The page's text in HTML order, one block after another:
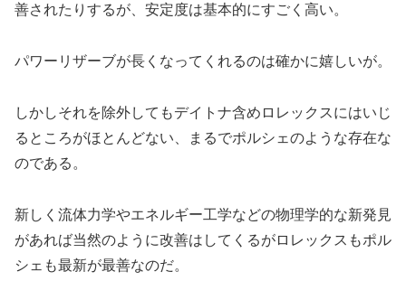
善されたりするが、安定度は基本的にすごく高い。
パワーリザーブが長くなってくれるのは確かに嬉しいが。
しかしそれを除外してもデイトナ含めロレックスにはいじ
るところがほとんどない、まるでポルシェのような存在な
のである。
新しく流体力学やエネルギー工学などの物理学的な新発見
があれば当然のように改善はしてくるがロレックスもポル
シェも最新が最善なのだ。